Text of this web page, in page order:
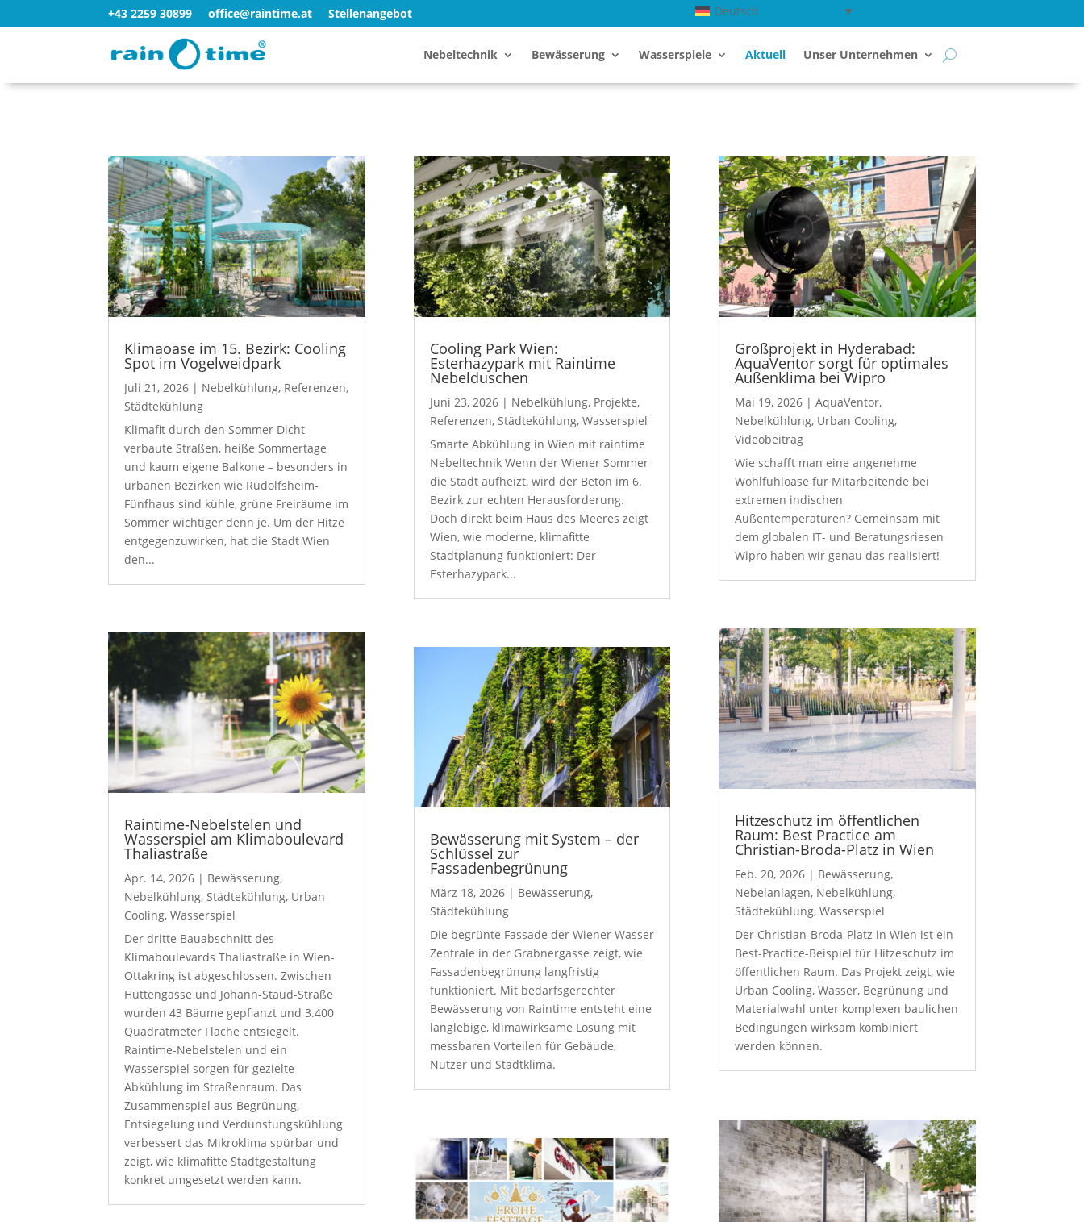
+43 2259 30899 office@raintime.at Stellenangebot Deutsch
Nebeltechnik Bewässerung Wasserspiele Aktuell Unser Unternehmen
Klimaoase im 15. Bezirk: Cooling
Spot im Vogelweidpark
Juli 21, 2026 | Nebelkühlung, Referenzen,
Städtekühlung
Klimafit durch den Sommer Dicht
verbaute Straßen, heiße Sommertage
und kaum eigene Balkone – besonders in
urbanen Bezirken wie Rudolfsheim-
Fünfhaus sind kühle, grüne Freiräume im
Sommer wichtiger denn je. Um der Hitze
entgegenzuwirken, hat die Stadt Wien
den...
Raintime-Nebelstelen und
Wasserspiel am Klimaboulevard
Thaliastraße
Apr. 14, 2026 | Bewässerung,
Nebelkühlung,Städtekühlung, Urban
Cooling,Wasserspiel
Der dritte Bauabschnitt des
Klimaboulevards Thaliastraße in Wien-
Ottakring ist abgeschlossen. Zwischen
Huttengasse und Johann-Staud-Straße
wurden 43 Bäume gepflanzt und 3.400
Quadratmeter Fläche entsiegelt.
Raintime-Nebelstelen und ein
Wasserspiel sorgen für gezielte
Abkühlung im Straßenraum. Das
Zusammenspiel aus Begrünung,
Entsiegelung und Verdunstungskühlung
verbessert das Mikroklima spürbar und
zeigt, wie klimafitte Stadtgestaltung
konkret umgesetzt werden kann.
Cooling Park Wien:
Esterhazypark mit Raintime
Nebelduschen
Juni 23, 2026| Nebelkühlung, Projekte,
Referenzen, Städtekühlung, Wasserspiel
Smarte Abkühlung in Wien mit raintime
Nebeltechnik Wenn der Wiener Sommer
die Stadt aufheizt, wird der Beton im 6.
Bezirk zur echten Herausforderung.
Doch direkt beim Haus des Meeres zeigt
Wien, wie moderne, klimafitte
Stadtplanung funktioniert: Der
Esterhazypark...
Bewässerung mit System – der
Schlüssel zur
Fassadenbegrünung
März 18, 2026| Bewässerung,
Städtekühlung
Die begrünte Fassade der Wiener Wasser
Zentrale in der Grabnergasse zeigt, wie
Fassadenbegrünung langfristig
funktioniert. Mit bedarfsgerechter
Bewässerung von Raintime entsteht eine
langlebige, klimawirksame Lösung mit
messbaren Vorteilen für Gebäude,
Nutzer und Stadtklima.
Großprojekt in Hyderabad:
AquaVentor sorgt für optimales
Außenklima bei Wipro
Mai 19, 2026| AquaVentor,
Nebelkühlung, Urban Cooling,
Videobeitrag
Wie schafft man eine angenehme
Wohlfühloase für Mitarbeitende bei
extremen indischen
Außentemperaturen? Gemeinsam mit
dem globalen IT- und Beratungsriesen
Wipro haben wir genau das realisiert!
Hitzeschutz im öffentlichen
Raum: Best Practice am
Christian-Broda-Platz in Wien
Feb. 20, 2026| Bewässerung,
Nebelanlagen, Nebelkühlung,
Städtekühlung, Wasserspiel
Der Christian-Broda-Platz in Wien ist ein
Best-Practice-Beispiel für Hitzeschutz im
öffentlichen Raum. Das Projekt zeigt, wie
Urban Cooling, Wasser, Begrünung und
Materialwahl unter komplexen baulichen
Bedingungen wirksam kombiniert
werden können.